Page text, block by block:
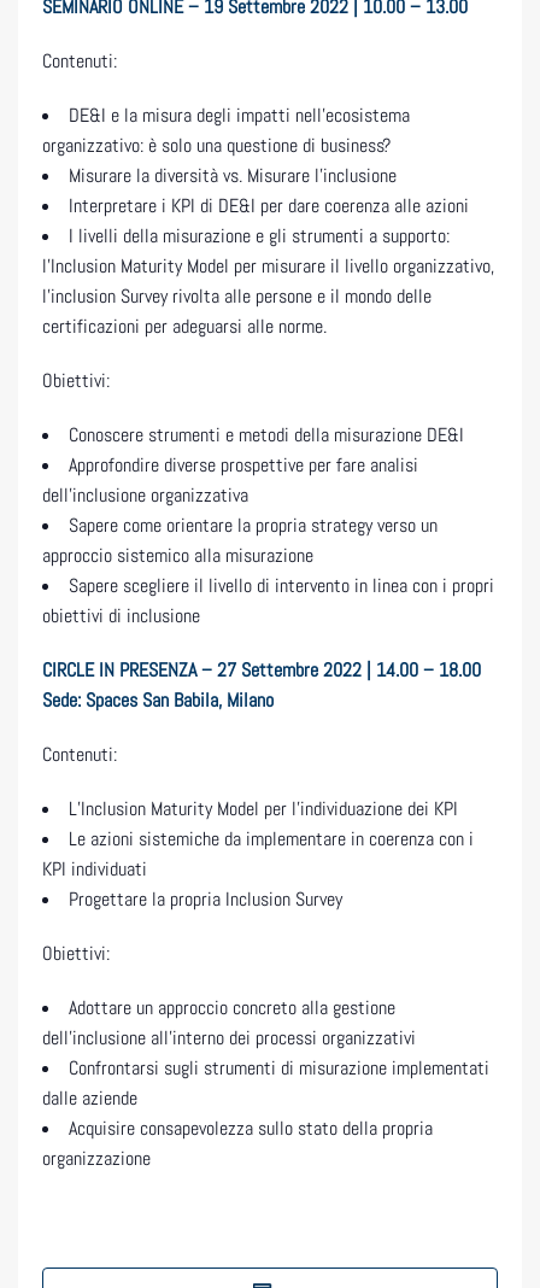
SEMINARIO ONLINE – 19 Settembre 2022 | 10.00 – 13.00
Contenuti:
DE&I e la misura degli impatti nell’ecosistema
organizzativo: è solo una questione di business?
Misurare la diversità vs. Misurare l’inclusione
Interpretare i KPI di DE&I per dare coerenza alle azioni
I livelli della misurazione e gli strumenti a supporto:
l’Inclusion Maturity Model per misurare il livello organizzativo,
l’inclusion Survey rivolta alle persone e il mondo delle
certificazioni per adeguarsi alle norme.
Obiettivi:
Conoscere strumenti e metodi della misurazione DE&I
Approfondire diverse prospettive per fare analisi
dell’inclusione organizzativa
Sapere come orientare la propria strategy verso un
approccio sistemico alla misurazione
Sapere scegliere il livello di intervento in linea con i propri
obiettivi di inclusione
CIRCLE IN PRESENZA – 27 Settembre 2022 | 14.00 – 18.00
Sede: Spaces San Babila, Milano
Contenuti:
L’Inclusion Maturity Model per l’individuazione dei KPI
Le azioni sistemiche da implementare in coerenza con i
KPI individuati
Progettare la propria Inclusion Survey
Obiettivi:
Adottare un approccio concreto alla gestione
dell’inclusione all’interno dei processi organizzativi
Confrontarsi sugli strumenti di misurazione implementati
dalle aziende
Acquisire consapevolezza sullo stato della propria
organizzazione